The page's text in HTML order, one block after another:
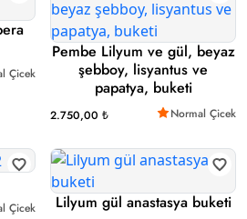
Çicek
Pembe Lilyum ve gül, beyaz
şebboy, lisyantus ve
papatya, buketi
2.750,00 ₺ Normal Çicek
Çicek Lilyum gül anastasya buketi